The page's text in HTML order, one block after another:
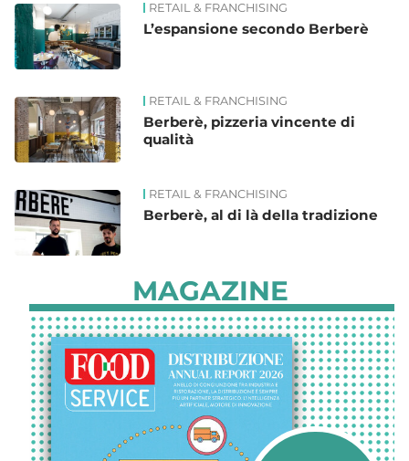
RETAIL & FRANCHISING
L’espansione secondo Berberè
RETAIL & FRANCHISING
Berberè, pizzeria vincente di
qualità
RETAIL & FRANCHISING
Berberè, al di là della tradizione
MAGAZINE